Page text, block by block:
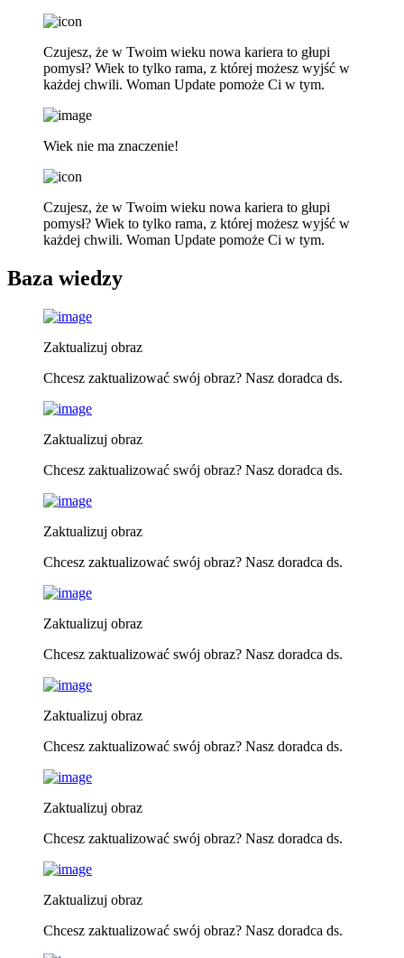
Czujesz, że w Twoim wieku nowa kariera to głupi
pomysł? Wiek to tylko rama, z której możesz wyjść w
każdej chwili. Woman Update pomoże Ci w tym.
Wiek nie ma znaczenie!
Czujesz, że w Twoim wieku nowa kariera to głupi
pomysł? Wiek to tylko rama, z której możesz wyjść w
każdej chwili. Woman Update pomoże Ci w tym.
Baza wiedzy
Zaktualizuj obraz
Chcesz zaktualizować swój obraz? Nasz doradca ds.
Zaktualizuj obraz
Chcesz zaktualizować swój obraz? Nasz doradca ds.
Zaktualizuj obraz
Chcesz zaktualizować swój obraz? Nasz doradca ds.
Zaktualizuj obraz
Chcesz zaktualizować swój obraz? Nasz doradca ds.
Zaktualizuj obraz
Chcesz zaktualizować swój obraz? Nasz doradca ds.
Zaktualizuj obraz
Chcesz zaktualizować swój obraz? Nasz doradca ds.
Zaktualizuj obraz
Chcesz zaktualizować swój obraz? Nasz doradca ds.